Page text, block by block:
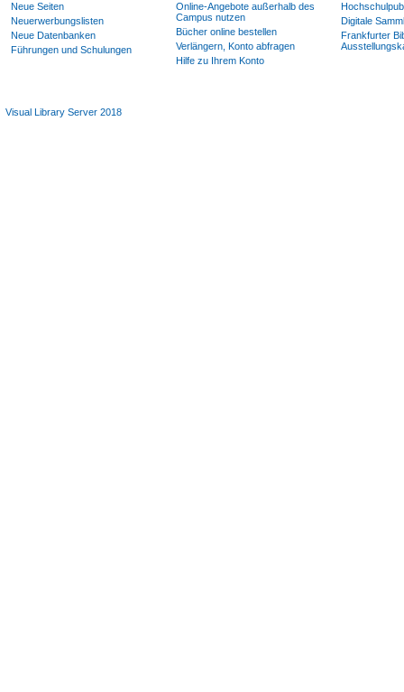
Neue Seiten
Neuerwerbungslisten
Neue Datenbanken
Führungen und Schulungen
Online-Angebote außerhalb des
Campus nutzen
Bücher online bestellen
Verlängern, Konto abfragen
Hilfe zu Ihrem Konto
Digitale
Frankfurter
Visual Library Server 2018